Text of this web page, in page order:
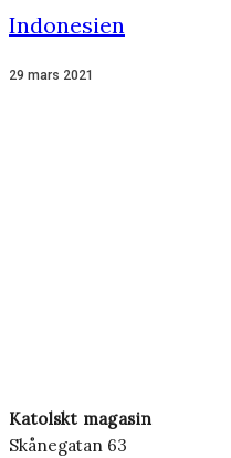
Indonesien
29 mars 2021
Katolskt magasin
Skånegatan 63